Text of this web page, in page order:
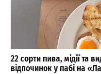
22 сорти пива, мідії та
відпочинок у пабі на